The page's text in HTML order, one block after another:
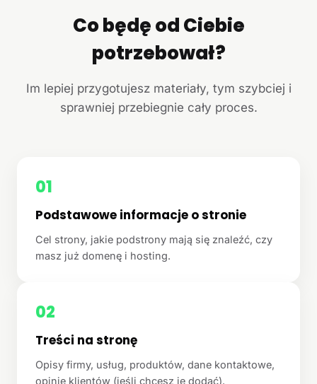
Co będę od Ciebie
potrzebował?
Im lepiej przygotujesz materiały, tym szybciej i
sprawniej przebiegnie cały proces.
01
Podstawowe informacje o stronie
Cel strony, jakie podstrony mają się znaleźć, czy
masz już domenę i hosting.
02
Treści na stronę
Opisy firmy, usług, produktów, dane kontaktowe,
opinie klientów (jeśli chcesz je dodać).